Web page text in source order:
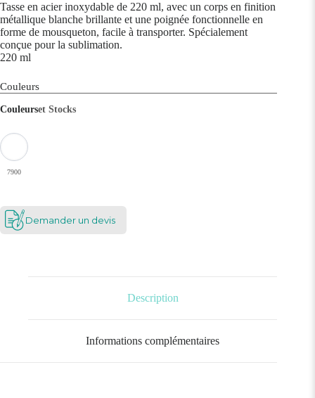
Tasse en acier inoxydable de 220 ml, avec un corps en finition
métallique blanche brillante et une poignée fonctionnelle en
forme de mousqueton, facile à transporter. Spécialement
conçue pour la sublimation.
220 ml
Couleurs
Couleurset Stocks
7900
Demander un devis
Description
Informations complémentaires